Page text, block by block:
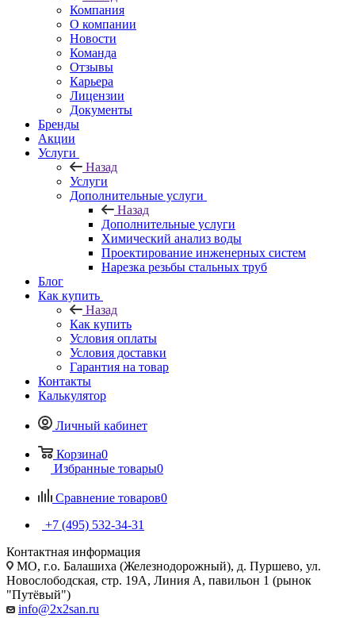
Компания
О компании
Новости
Команда
Отзывы
Карьера
Лицензии
Документы
Бренды
Акции
Услуги
Назад
Услуги
Дополнительные услуги
Назад
Дополнительные услуги
Химический анализ воды
Проектирование инженерных систем
Нарезка резьбы стальных труб
Блог
Как купить
Назад
Как купить
Условия оплаты
Условия доставки
Гарантия на товар
Контакты
Калькулятор
Личный кабинет
Корзина0
Избранные товары0
Сравнение товаров0
+7 (495) 532‑34‑31
Контактная информация
МО, г.о. Балашиха (Железнодорожный), д. Пуршево, ул.
Новослободская, стр. 19А, Линия А, павильон 1 (рынок
"Путёвый")
info@2x2san.ru